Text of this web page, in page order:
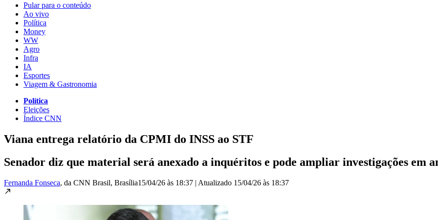
Pular para o conteúdo
Ao vivo
Política
Money
WW
Agro
Infra
IA
Esportes
Viagem & Gastronomia
Política
Eleições
Índice CNN
Viana entrega relatório da CPMI do INSS ao STF
Senador diz que material será anexado a inquéritos e pode ampliar investigações em
Fernanda Fonseca, da CNN Brasil, Brasília15/04/26 às 18:37 | Atualizado 15/04/26 às 18:37